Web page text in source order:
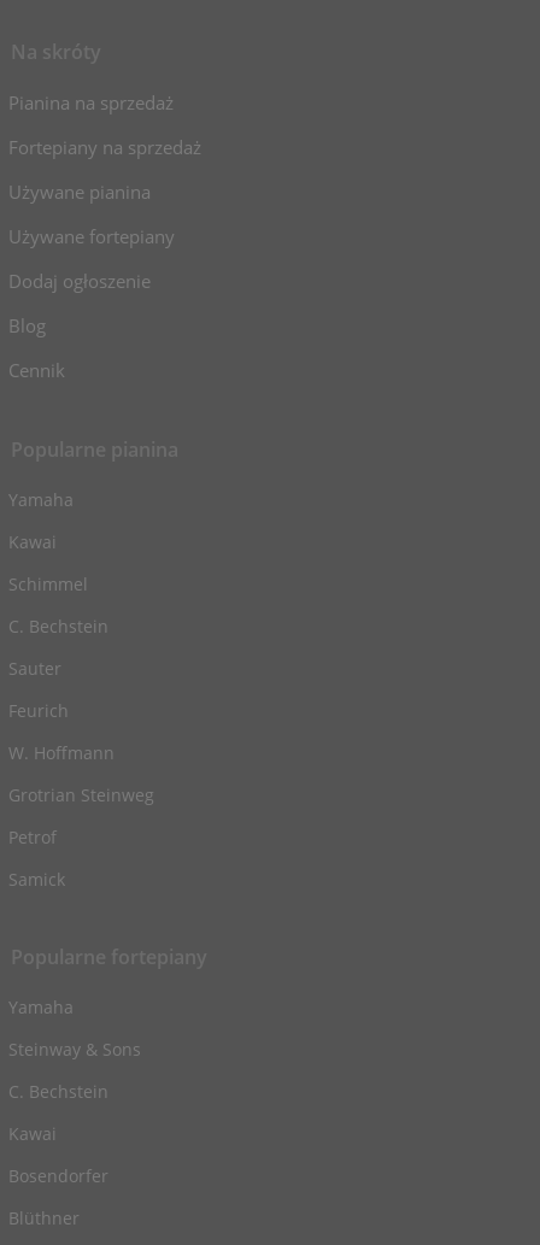
Pianina na sprzedaż
Fortepiany na sprzedaż
Używane pianina
Używane fortepiany
Dodaj ogłoszenie
Blog
Cennik
Yamaha
Kawai
Schimmel
C. Bechstein
Sauter
Feurich
W. Hoffmann
Grotrian Steinweg
Petrof
Samick
Yamaha
Steinway & Sons
C. Bechstein
Kawai
Bosendorfer
Blüthner